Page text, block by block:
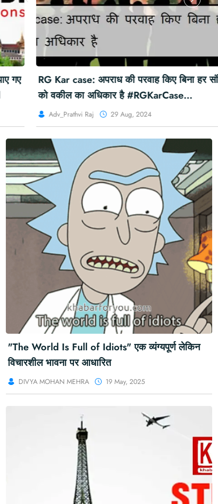
RG Kar case: अपराध की परवाह किए बिना हर संदिग्ध
को वकील का अधिकार है #RGKarCase
#RGKarMedicalCollege
Adv_Prathvi Raj 29 Aug, 2024
"The World Is Full of Idiots" एक व्यंग्यपूर्ण लेकिन
विचारशील भावना पर आधारित
DIVYA MOHAN MEHRA 19 May, 2025